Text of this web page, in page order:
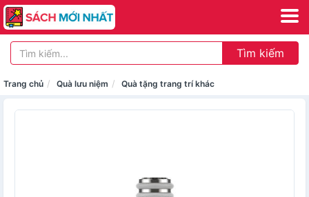
Tìm kiếm
Trang chủ Quà lưu niệm Quà tặng trang trí khác